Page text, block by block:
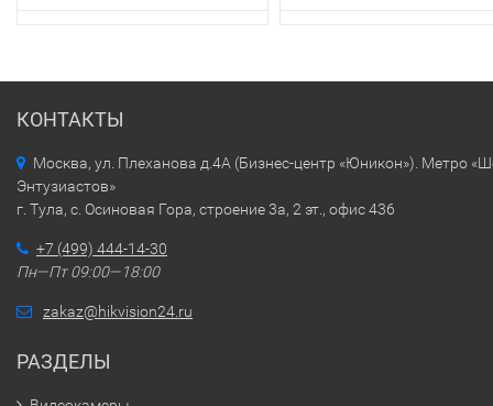
КОНТАКТЫ
Москва, ул. Плеханова д.4А (Бизнес-центр «Юникон»). Метро
Энтузиастов»
г. Тула, с. Осиновая Гора, строение 3а, 2 эт., офис 436
+7 (499) 444-14-30
Пн—Пт 09:00—18:00
zakaz@hikvision24.ru
РАЗДЕЛЫ